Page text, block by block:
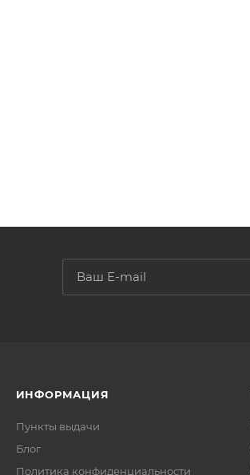
ИНФОРМАЦИЯ
Пункты выдачи
Блог
Политика конфиденциальности